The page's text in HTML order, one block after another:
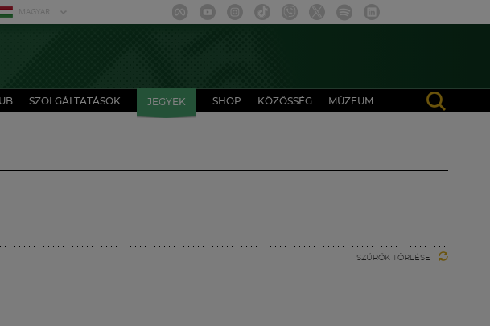
MAGYAR
SZOLGÁLTATÁSOK JEGYEK SHOP KÖZÖSSÉG MÚZEUM
SZŰRŐK TÖRLÉSE